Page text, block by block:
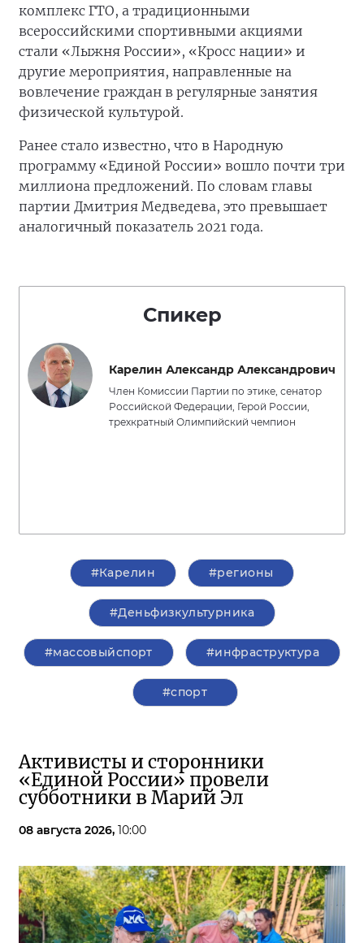
комплекс ГТО, а традиционными
всероссийскими спортивными акциями
стали «Лыжня России», «Кросс нации» и
другие мероприятия, направленные на
вовлечение граждан в регулярные занятия
физической культурой.
Ранее стало известно, что в Народную
программу «Единой России» вошло почти три
миллиона предложений. По словам главы
партии Дмитрия Медведева, это превышает
аналогичный показатель 2021 года.
Спикер
Карелин Александр Александрович
Член Комиссии Партии по этике, сенатор
Российской Федерации, Герой России,
трехкратный Олимпийский чемпион
#Карелин #регионы
#Деньфизкультурника
#массовыйспорт #инфраструктура
#спорт
Активисты и сторонники
«Единой России» провели
субботники в Марий Эл
08 августа 2026, 10:00